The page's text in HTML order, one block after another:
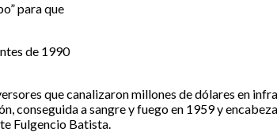
para que
de 1990
que canalizaron millones de dólares en
a sangre y fuego en 1959 y
Fulgencio Batista.